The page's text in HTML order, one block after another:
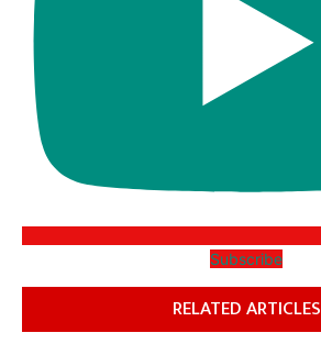
Subscribe
RELATED ARTICLES